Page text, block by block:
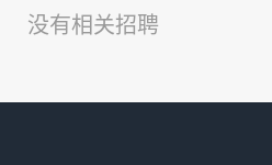
没有相关招聘